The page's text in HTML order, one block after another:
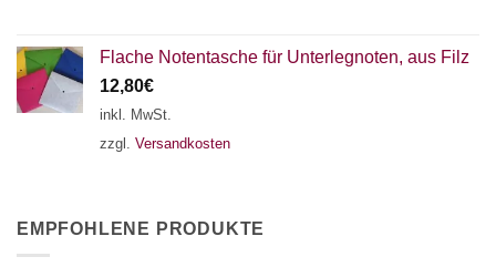
Flache Notentasche für Unterlegnoten, aus Filz
12,80€
inkl. MwSt.
zzgl. Versandkosten
EMPFOHLENE PRODUKTE